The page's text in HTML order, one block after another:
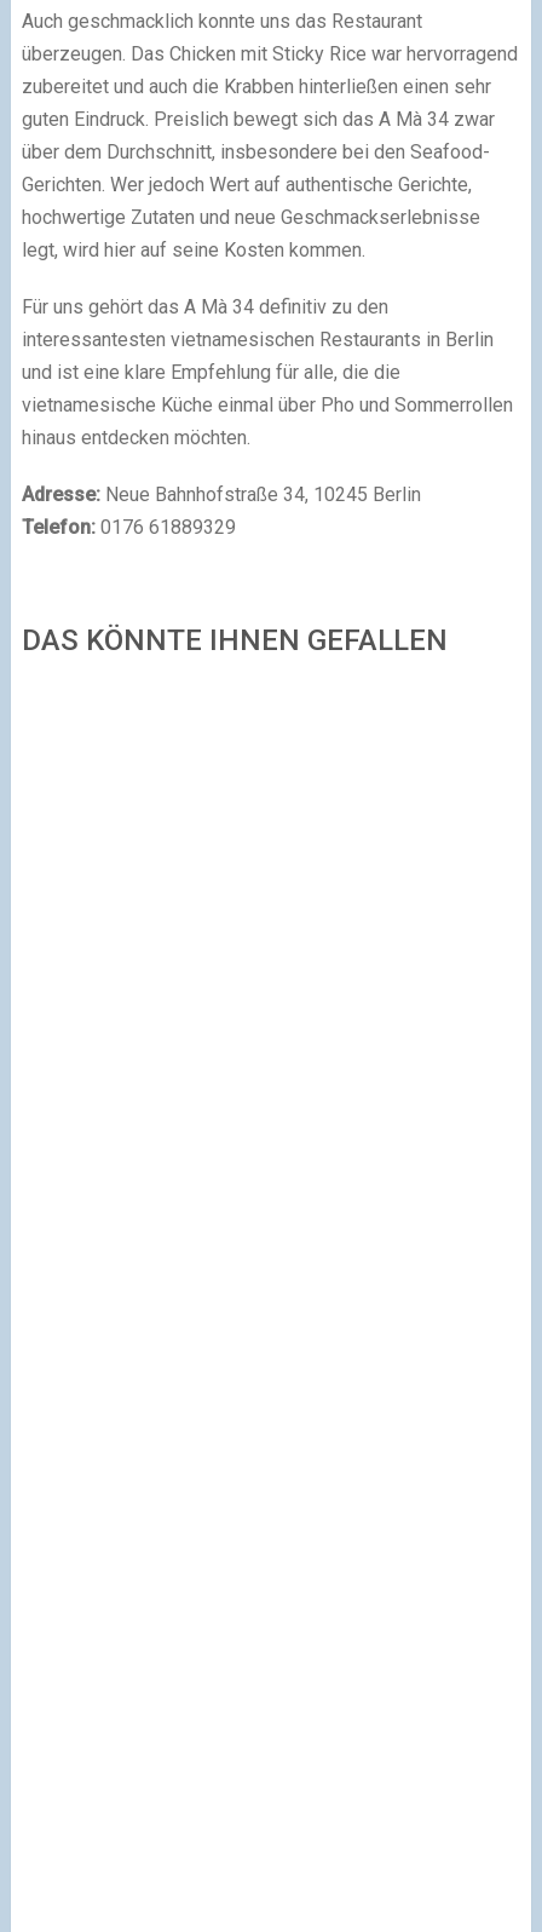
Auch geschmacklich konnte uns das Restaurant
überzeugen. Das Chicken mit Sticky Rice war hervorragend
zubereitet und auch die Krabben hinterließen einen sehr
guten Eindruck. Preislich bewegt sich das A Mà 34 zwar
über dem Durchschnitt, insbesondere bei den Seafood-
Gerichten. Wer jedoch Wert auf authentische Gerichte,
hochwertige Zutaten und neue Geschmackserlebnisse
legt, wird hier auf seine Kosten kommen.
Für uns gehört das A Mà 34 definitiv zu den
interessantesten vietnamesischen Restaurants in Berlin
und ist eine klare Empfehlung für alle, die die
vietnamesische Küche einmal über Pho und Sommerrollen
hinaus entdecken möchten.
Adresse:Neue Bahnhofstraße 34, 10245 Berlin
Telefon:0176 61889329
DAS KÖNNTE IHNEN GEFALLEN